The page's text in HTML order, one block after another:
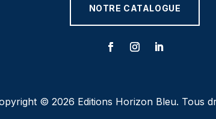
NOTRE CATALOGUE
© 2026 Editions Horizon Bleu. Tous